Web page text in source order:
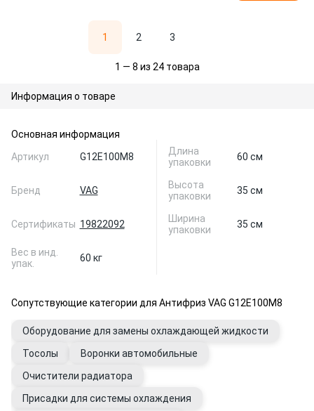
1 2 3
1 — 8 из 24 товара
Информация о товаре
Основная информация
Артикул
G12E100M8
Бренд VAG
Сертификаты 19822092
Вес в инд.
упак.
60 кг
Длина
упаковки
60 см
Высота
упаковки
35 см
Ширина
упаковки
35 см
Сопутствующие категории для Антифриз VAG G12E100M8
Оборудование для замены охлаждающей жидкости
Тосолы
Воронки автомобильные
Очистители радиатора
Присадки для системы охлаждения